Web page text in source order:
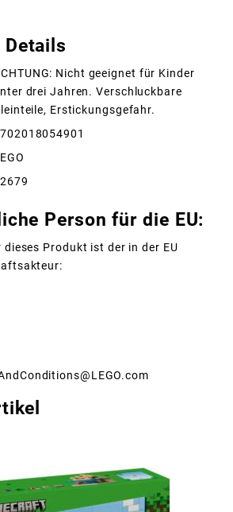
Nicht geeignet für Kinder
drei Jahren. Verschluckbare
Erstickungsgefahr.
Person für die EU:
Produkt ist der in der EU